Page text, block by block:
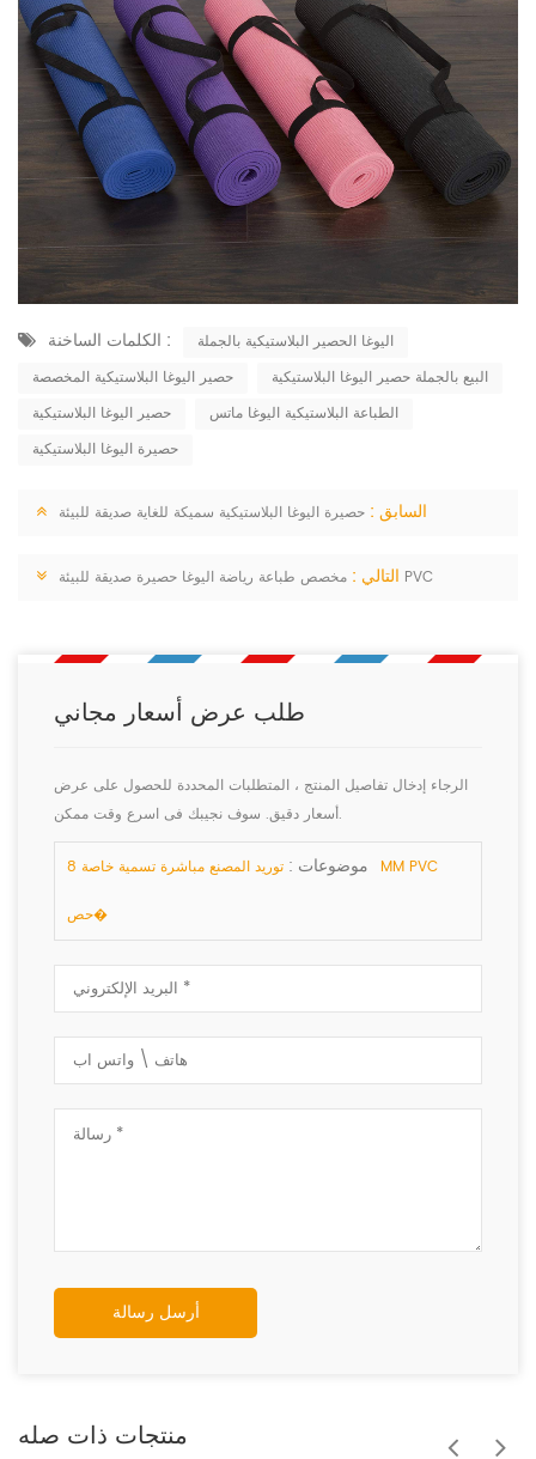
الكلمات الساخنة :
اليوغا الحصير البلاستيكية بالجملة
حصير اليوغا البلاستيكية المخصصة
البيع بالجملة حصير اليوغا البلاستيكية
حصير اليوغا البلاستيكية
الطباعة البلاستيكية اليوغا ماتس
حصيرة اليوغا البلاستيكية
السابق : حصيرة اليوغا البلاستيكية سميكة للغاية صديقة للبيئة
التالي : مخصص طباعة رياضة اليوغا حصيرة صديقة للبيئة PVC
طلب عرض أسعار مجاني
الرجاء إدخال تفاصيل المنتج ، المتطلبات المحددة للحصول على عرض
أسعار دقيق. سوف نجيبك فى اسرع وقت ممكن.
موضوعات : توريد المصنع مباشرة تسمية خاصة 8MM PVC
حص�
أرسل رسالة
منتجات ذات صله